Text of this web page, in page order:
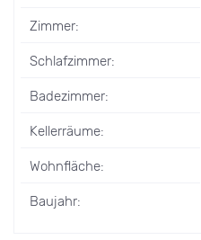
Zimmer:
Schlafzimmer:
Badezimmer:
Kellerräume:
Wohnfläche:
Baujahr: